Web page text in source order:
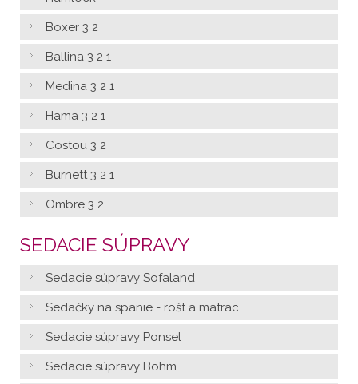
Boxer 3 2
Ballina 3 2 1
Medina 3 2 1
Hama 3 2 1
Costou 3 2
Burnett 3 2 1
Ombre 3 2
SEDACIE SÚPRAVY
Sedacie súpravy Sofaland
Sedačky na spanie - rošt a matrac
Sedacie súpravy Ponsel
Sedacie súpravy Böhm